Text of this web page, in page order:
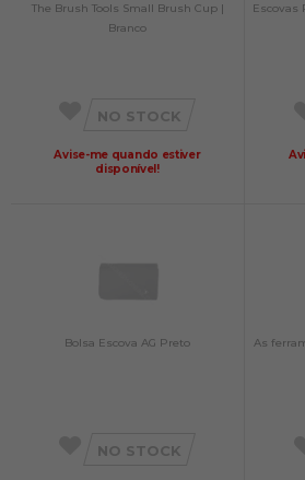
The Brush Tools Small Brush Cup |
Branco
NO STOCK
Avise-me quando estiver
disponível!
Escovas
Bolsa Escova AG Preto
NO STOCK
As